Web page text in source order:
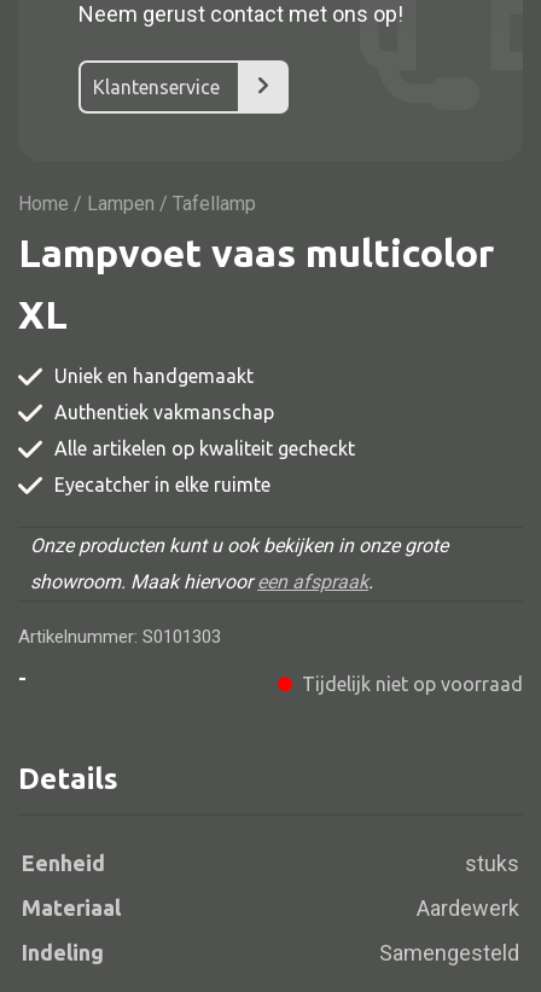
Dressoir
Nachtkast
Vitrine
TV meubel
Comode
Alle stoelen
Eetkamer stoel
Fautteuil
Barstoel
Kinderstoel
Kruk
Neem gerust contact met ons op!
Klantenservice
Home / Lampen / Tafellamp
Lampvoet vaas multicolor
XL
Uniek en handgemaakt
Authentiek vakmanschap
Alle artikelen op kwaliteit gecheckt
Eyecatcher in elke ruimte
Onze producten kunt u ook bekijken in onze grote
showroom. Maak hiervooreen afspraak.
Artikelnummer: S0101303
-
Tijdelijk niet op voorraad
Details
Eenheid stuks
Materiaal Aardewerk
Indeling Samengesteld